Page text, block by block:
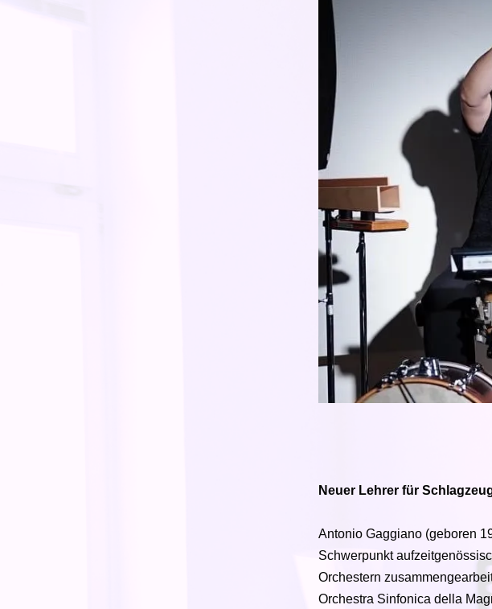
Neuer Lehrer für
Antonio Gaggiano (geboren
Schwerpunkt
Orchestern
Orchestra Sinfonica della